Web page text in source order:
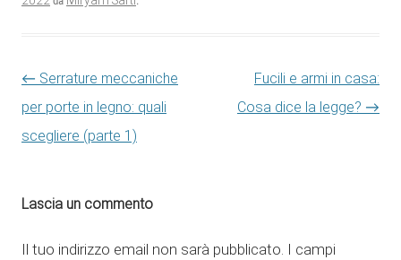
Navigazione articolo
← Serrature meccaniche
per porte in legno: quali
scegliere (parte 1)
Fucili e armi in casa:
Cosa dice la legge? →
Lascia un commento
Il tuo indirizzo email non sarà pubblicato. I campi